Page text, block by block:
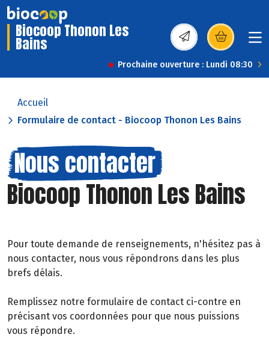
Biocoop Thonon Les
Bains (s’ouvre dans une
Prochaine ouverture : Lundi 08:30
Accueil
Formulaire de contact - Biocoop Thonon Les Bains
Nous contacter
Biocoop Thonon Les Bains
Pour toute demande de renseignements, n'hésitez pas à
nous contacter, nous vous répondrons dans les plus
brefs délais.
Remplissez notre formulaire de contact ci-contre en
précisant vos coordonnées pour que nous puissions
vous répondre.